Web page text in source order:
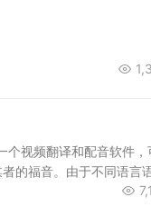
个视频翻译和配音软件，
的福音。由于不同语言